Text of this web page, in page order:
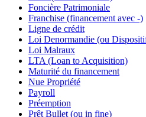
Foncière Patrimoniale
Franchise (financement avec -)
Ligne de crédit
Loi Denormandie (ou
Loi Malraux
LTA (Loan to Acquisition)
Maturité du financement
Nue Propriété
Payroll
Préemption
Prêt Bullet (ou in fine)